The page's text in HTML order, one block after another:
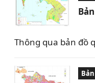
Thông qua bản đồ